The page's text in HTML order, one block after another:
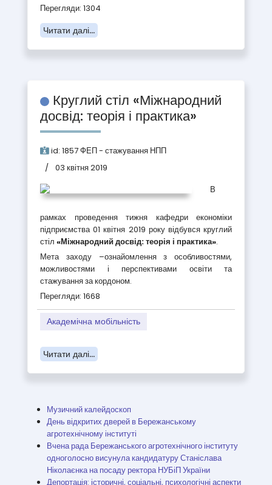
Перегляди: 1304
Читати далі...
Круглий стіл «Міжнародний
досвід: теорія і практика»
id: 1857ФЕП - стажування НПП
03 квітня 2019
В
рамках проведення тижня кафедри економіки
підприємства 01 квітня 2019 року відбувся круглий
стіл «Міжнародний досвід: теорія і практика».
Мета заходу –ознайомлення з особливостями,
можливостями і перспективами освіти та
стажування за кордоном.
Перегляди: 1668
Академічна мобільність
Читати далі...
Музичний калейдоскоп
День відкритих дверей в Бережанському
агротехнічному інституті
Вчена рада Бережанського агротехнічного інституту
одноголосно висунула кандидатуру Станіслава
Ніколаєнка на посаду ректора НУБіП України
Депортація: історичні, соціальні, психологічні аспекти